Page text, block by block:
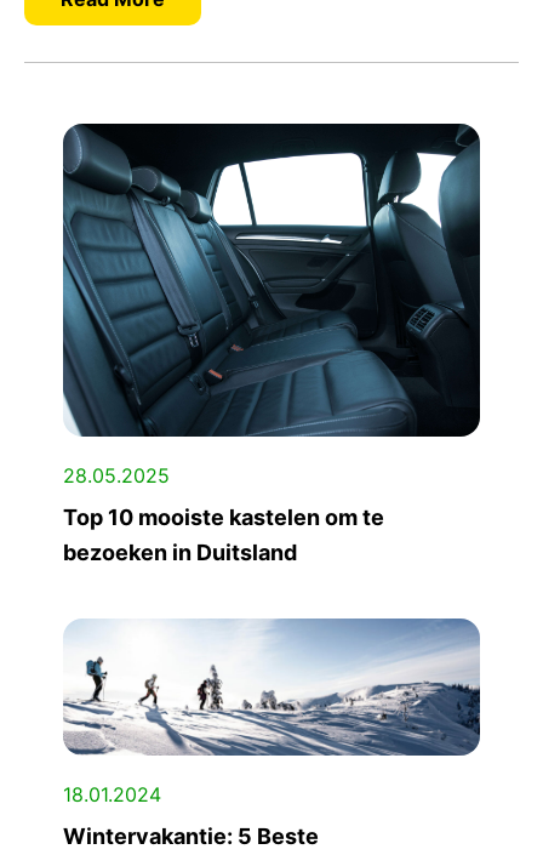
28.05.2025
Top 10 mooiste kastelen om te
bezoeken in Duitsland
18.01.2024
Wintervakantie: 5 Beste